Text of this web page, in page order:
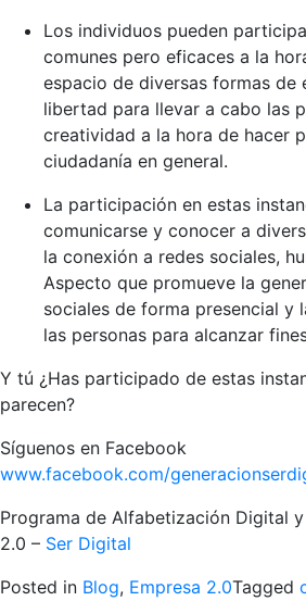
Los individuos pueden
comunes pero eficaces a la
espacio de diversas formas de
libertad para llevar a cabo las
creatividad a la hora de hacer
ciudadanía en general.
La participación en estas
comunicarse y conocer a
la conexión a redes sociales,
Aspecto que promueve la
sociales de forma presencial y
las personas para alcanzar
Y tú ¿Has participado de estas
parecen?
Síguenos en Facebook
www.facebook.com/
Programa de Alfabetización Digital
2.0 – Ser Digital
Posted in Blog, Empresa 2.0Tagged